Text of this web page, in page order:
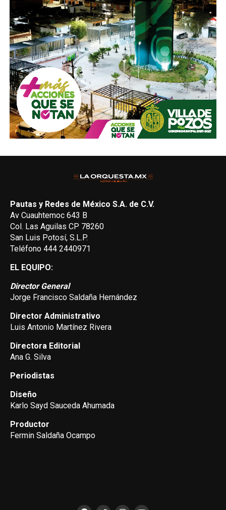
Pautas y Redes de México S.A. de C.V.
Av Cuauhtemoc 643 B
Col. Las Aguilas CP 78260
San Luis Potosí, S.L.P.
Teléfono 444 2440971
EL EQUIPO:
Director General
Jorge Francisco Saldaña Hernández
Director Administrativo
Luis Antonio Martínez Rivera
Directora Editorial
Ana G. Silva
Periodistas
Diseño
Karlo Sayd Sauceda Ahumada
Productor
Fermin Saldaña Ocampo